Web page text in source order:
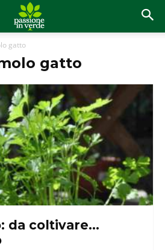
gatto
gatto
da coltivare…